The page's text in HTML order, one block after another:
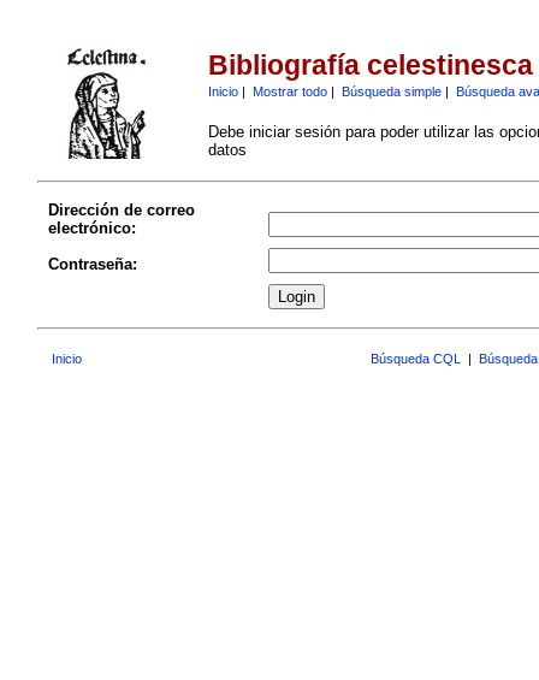
Bibliografía celestinesca
Inicio| Mostrar todo| Búsqueda simple| Búsqueda
Debe iniciar sesión para poder utilizar las
datos
Dirección de correo
electrónico:
Contraseña:
Inicio Búsqueda CQL |